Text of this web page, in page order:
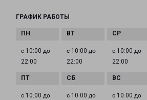
ГРАФИК РАБОТЫ
с 10:00 до
22:00
с 10:00 до
22:00
с 10:00 до
22:00
с 10:00 до
с 10:00 до
с 10:00 до